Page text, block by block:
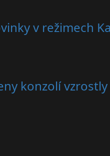
v režimech
konzolí